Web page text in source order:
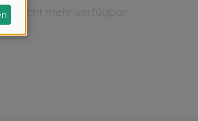
Nicht mehr verfügbar